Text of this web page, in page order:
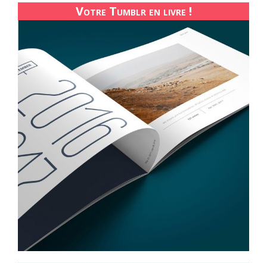
Votre Tumblr en livre !